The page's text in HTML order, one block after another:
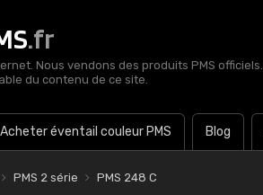
.fr
Nous vendons des produits PMS officiels.
du contenu de ce site.
Acheter éventail couleur PMS Blog
PMS 2 série PMS 248 C